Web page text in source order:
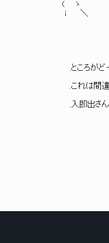
( ゝ
ｉ ＼
,.
.ところが
γ´￣
.これは間
（（ ,
.入即出さん
> ⌒弋
( 弋ゝ
`ヽ
（
（
}>'<{
ﾉノ /